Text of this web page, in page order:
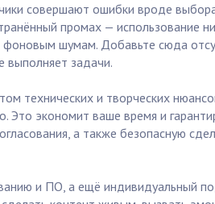
совершают ошибки вроде
промах — использование
шумам. Добавьте сюда
выполняет задачи.
технических и творческих
экономит ваше время и
а также безопасную
и ПО, а ещё индивидуальный